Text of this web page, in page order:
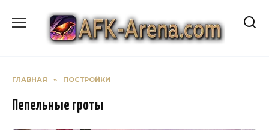
содержанию
ГЛАВНАЯ » ПОСТРОЙКИ
Пепельные гроты